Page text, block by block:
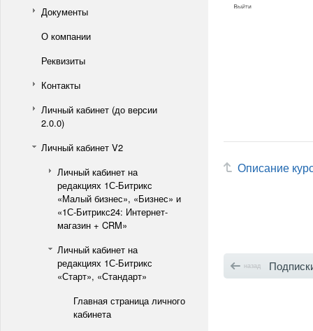
Документы
О компании
Реквизиты
Контакты
Личный кабинет (до версии
2.0.0)
Личный кабинет V2
Личный кабинет на
редакциях 1С-Битрикс
«Малый бизнес», «Бизнес» и
«1С-Битрикс24: Интернет-
магазин + CRM»
Личный кабинет на
редакциях 1С-Битрикс
«Старт», «Стандарт»
Главная страница личного
кабинета
Описание
назад